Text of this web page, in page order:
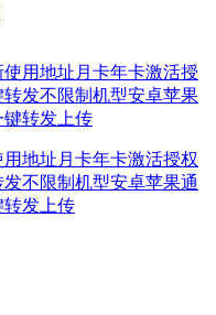
用地址月卡年卡激活授权
不限制机型安卓苹果通
转发上传